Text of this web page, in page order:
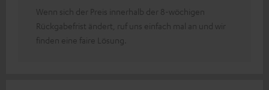
Wenn sich der Preis innerhalb der 8-wöchigen
Rückgabefrist ändert, ruf uns einfach mal an und wir
finden eine faire Lösung.